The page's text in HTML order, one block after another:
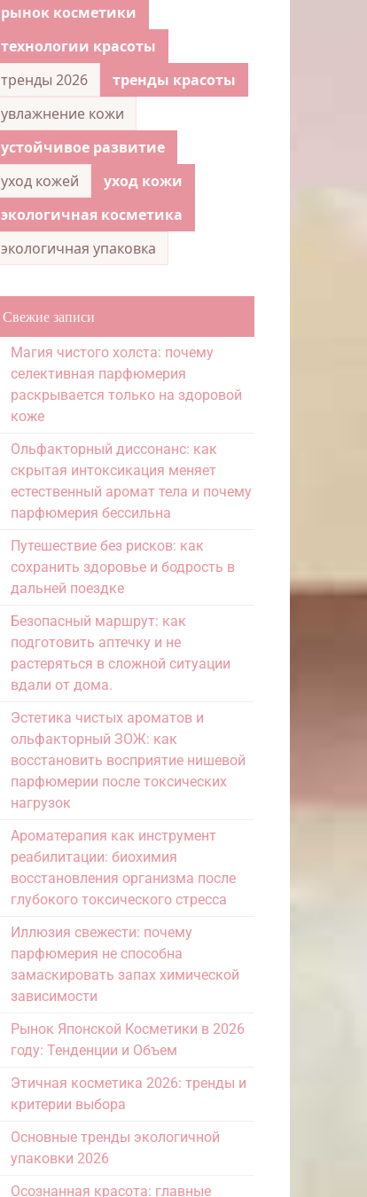
рынок косметики
технологии красоты
тренды 2026
тренды красоты
увлажнение кожи
устойчивое развитие
уход кожей
уход кожи
экологичная косметика
экологичная упаковка
Свежие записи
Магия чистого холста: почему
селективная парфюмерия
раскрывается только на здоровой
коже
Ольфакторный диссонанс: как
скрытая интоксикация меняет
естественный аромат тела и почему
парфюмерия бессильна
Путешествие без рисков: как
сохранить здоровье и бодрость в
дальней поездке
Безопасный маршрут: как
подготовить аптечку и не
растеряться в сложной ситуации
вдали от дома.
Эстетика чистых ароматов и
ольфакторный ЗОЖ: как
восстановить восприятие нишевой
парфюмерии после токсических
нагрузок
Ароматерапия как инструмент
реабилитации: биохимия
восстановления организма после
глубокого токсического стресса
Иллюзия свежести: почему
парфюмерия не способна
замаскировать запах химической
зависимости
Рынок Японской Косметики в 2026
году: Тенденции и Объем
Этичная косметика 2026: тренды и
критерии выбора
Основные тренды экологичной
упаковки 2026
Осознанная красота: главные